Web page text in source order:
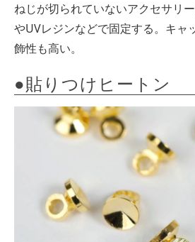
ねじが切られていないアクセサリ
やUVレジンなどで固定する。キャ
飾性も高い。
●貼りつけヒートン